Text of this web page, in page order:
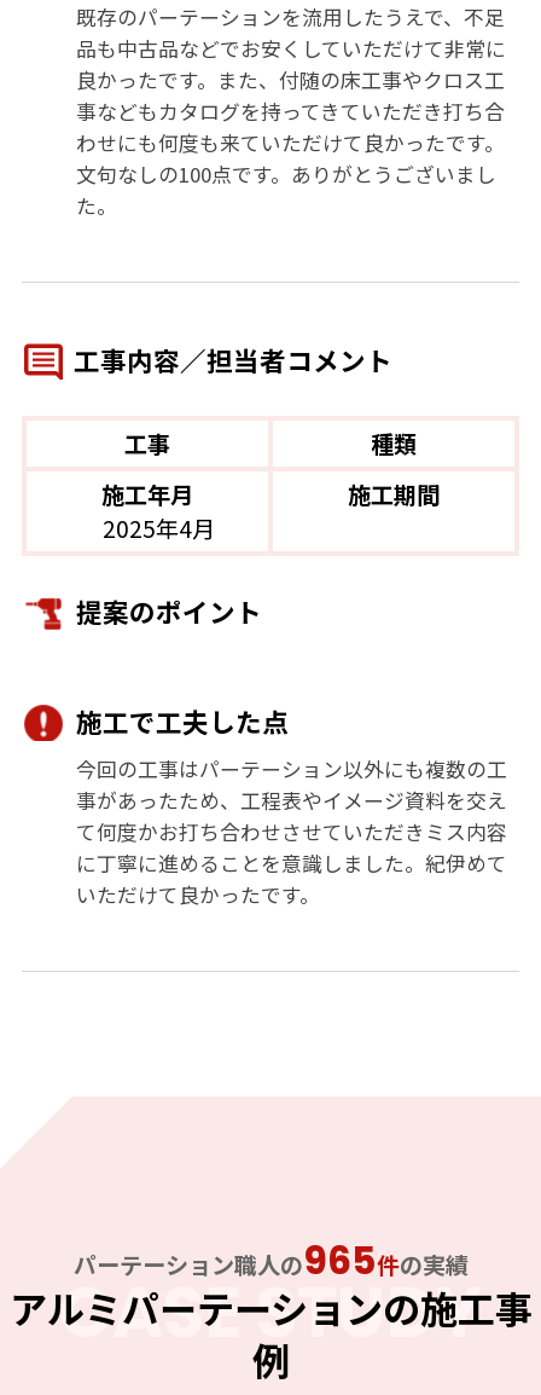
既存のパーテーションを流用したうえで、不足
品も中古品などでお安くしていただけて非常に
良かったです。また、付随の床工事やクロス工
事などもカタログを持ってきていただき打ち合
わせにも何度も来ていただけて良かったです。
文句なしの100点です。ありがとうございまし
た。
工事内容／担当者コメント
工事
種類
施工年月
2025年4月
施工期間
提案のポイント
施工で工夫した点
今回の工事はパーテーション以外にも複数の工
事があったため、工程表やイメージ資料を交え
て何度かお打ち合わせさせていただきミス内容
に丁寧に進めることを意識しました。紀伊めて
いただけて良かったです。
CASE STUDY
パーテーション職人の965件の実績
アルミパーテーションの施工事
例